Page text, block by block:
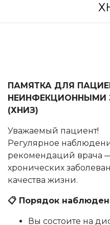
ПАМЯТКА ДЛЯ
НЕИНФЕКЦИОННЫМИ
(ХНИЗ)
Уважаемый пациент!
Регулярное
рекомендаций врача
хронических
качества жизни.
📋 Порядок
Вы состоите на